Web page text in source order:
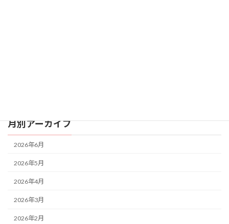
月別アーカイブ
2026年6月
2026年5月
2026年4月
2026年3月
2026年2月